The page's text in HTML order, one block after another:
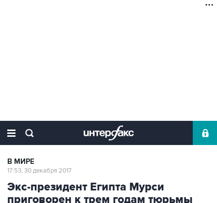
В МИРЕ
17:53, 30 декабря 2017
Экс-президент Египта Мурси
приговорен к трем годам тюрьмы